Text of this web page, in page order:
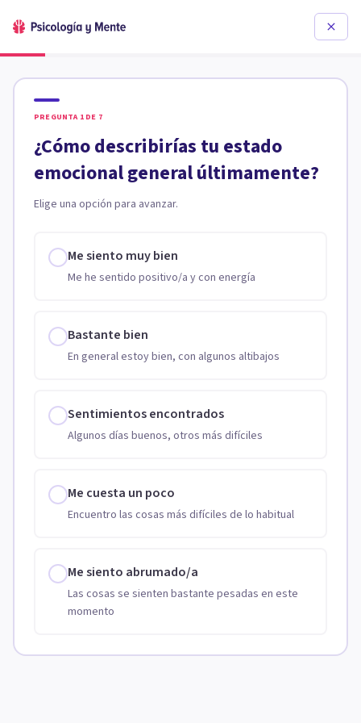
PREGUNTA 1 DE 7
¿Cómo describirías tu estado
emocional general últimamente?
Elige una opción para avanzar.
Me siento muy bien
Me he sentido positivo/a y con energía
Bastante bien
En general estoy bien, con algunos altibajos
Sentimientos encontrados
Algunos días buenos, otros más difíciles
Me cuesta un poco
Encuentro las cosas más difíciles de lo habitual
Me siento abrumado/a
Las cosas se sienten bastante pesadas en este
momento